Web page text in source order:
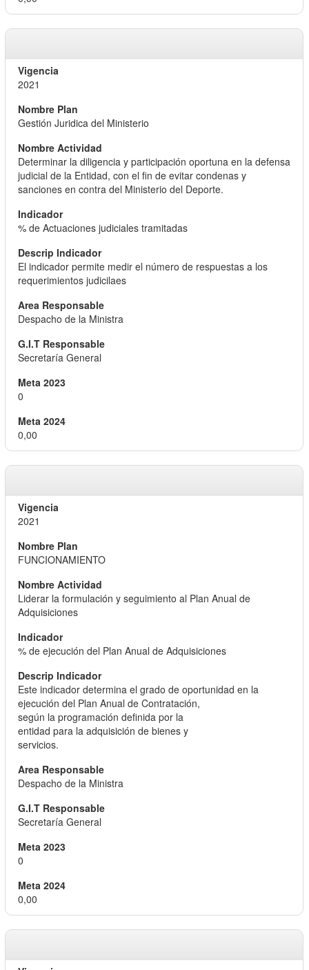
2021
Gestión Juridica del Ministerio
Determinar la diligencia y participación oportuna en la defensa
judicial de la Entidad, con el fin de evitar condenas y
sanciones en contra del Ministerio del Deporte.
% de Actuaciones judiciales tramitadas
El indicador permite medir el número de respuestas a los
requerimientos judicilaes
Despacho de la Ministra
Secretaría General
0
0,00
2021
FUNCIONAMIENTO
Liderar la formulación y seguimiento al Plan Anual de
Adquisiciones
% de ejecución del Plan Anual de Adquisiciones
Este indicador determina el grado de oportunidad en la
ejecución del Plan Anual de Contratación,
según la programación definida por la
entidad para la adquisición de bienes y
servicios.
Despacho de la Ministra
Secretaría General
0
0,00